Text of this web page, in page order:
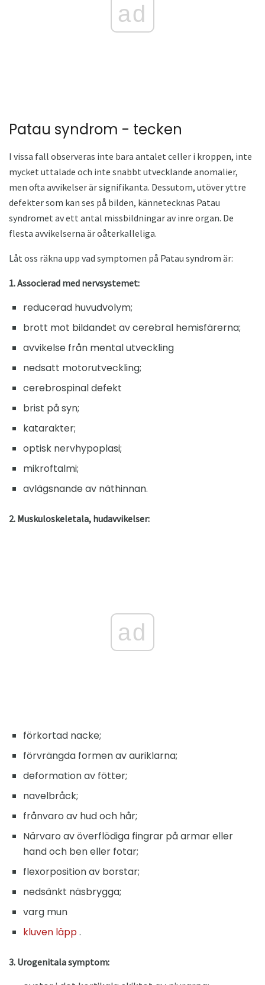
ad
Patau syndrom - tecken
I vissa fall observeras inte bara antalet celler i kroppen, inte
mycket uttalade och inte snabbt utvecklande anomalier,
men ofta avvikelser är signifikanta. Dessutom, utöver yttre
defekter som kan ses på bilden, kännetecknas Patau
syndromet av ett antal missbildningar av inre organ. De
flesta avvikelserna är oåterkalleliga.
Låt oss räkna upp vad symptomen på Patau syndrom är:
1. Associerad med nervsystemet:
reducerad huvudvolym;
brott mot bildandet av cerebral hemisfärerna;
avvikelse från mental utveckling
nedsatt motorutveckling;
cerebrospinal defekt
brist på syn;
katarakter;
optisk nervhypoplasi;
mikroftalmi;
avlägsnande av näthinnan.
2. Muskuloskeletala, hudavvikelser:
ad
förkortad nacke;
förvrängda formen av auriklarna;
deformation av fötter;
navelbråck;
frånvaro av hud och hår;
Närvaro av överflödiga fingrar på armar eller
hand och ben eller fotar;
flexorposition av borstar;
nedsänkt näsbrygga;
varg mun
kluven läpp.
3. Urogenitala symptom: